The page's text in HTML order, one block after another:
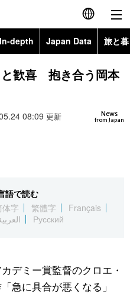
English
简体字
Русский
In-depth Japan Data 旅と
Topics
と歓喜 抱き合う岡本
News
from Japan
08:09 更新
語で読む
体字 繁體字
Français
Русский
デミー賞監督のクロエ・
急に具合が悪くなる」